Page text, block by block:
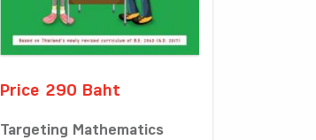
Price 290 Baht
Targeting Mathematics